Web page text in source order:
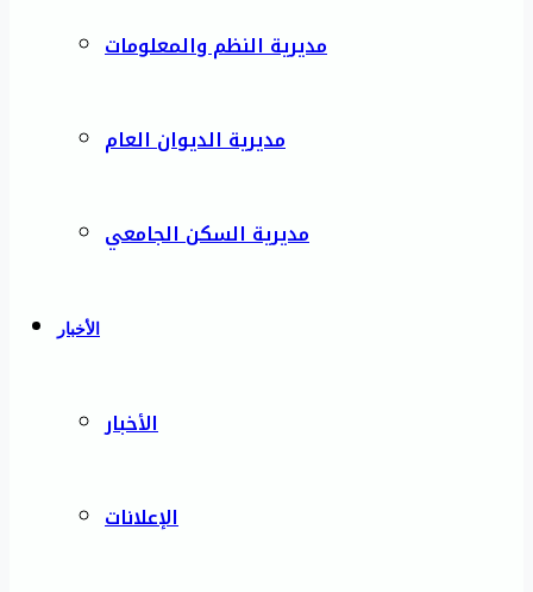
مديرية النظم والمعلومات
مديرية الديوان العام
مديرية السكن الجامعي
الأخبار
الأخبار
الإعلانات